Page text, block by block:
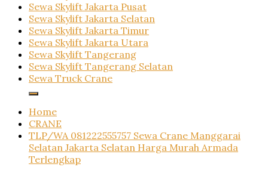
Sewa Skylift Jakarta Pusat
Sewa Skylift Jakarta Selatan
Sewa Skylift Jakarta Timur
Sewa Skylift Jakarta Utara
Sewa Skylift Tangerang
Sewa Skylift Tangerang Selatan
Sewa Truck Crane
Home
CRANE
TLP/WA 081222555757 Sewa Crane Manggarai
Selatan Jakarta Selatan Harga Murah Armada
Terlengkap